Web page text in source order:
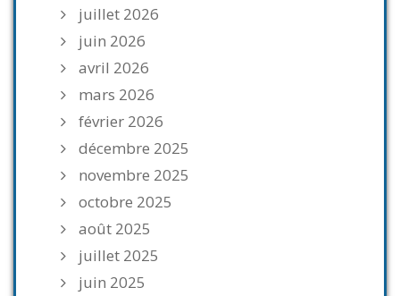
juillet 2026
juin 2026
avril 2026
mars 2026
février 2026
décembre 2025
novembre 2025
octobre 2025
août 2025
juillet 2025
juin 2025